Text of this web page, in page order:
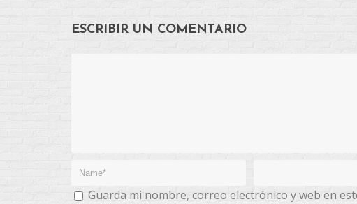
ESCRIBIR UN COMENTARIO
Guarda mi nombre, correo electrónico y web en